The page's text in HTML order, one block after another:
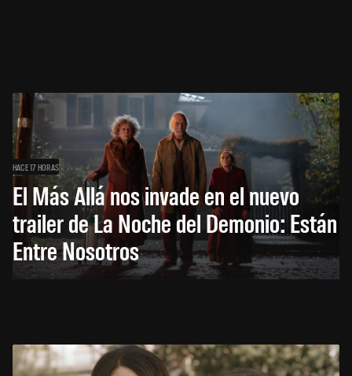
HACE 17 HORAS
El Más Allá nos invade en el nuevo
trailer de La Noche del Demonio: Están
Entre Nosotros